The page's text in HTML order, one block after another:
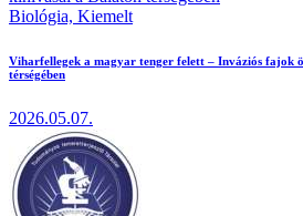
Biológia, Kiemelt
Viharfellegek a magyar tenger felett – Inváziós fajok
térségében
2026.05.07.